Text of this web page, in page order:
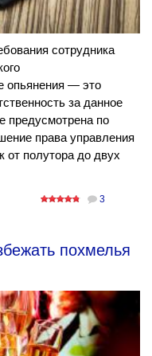
сотрудника
опьянения — это
за данное
предусмотрена по
права управления
от полутора до двух
3
похмелья